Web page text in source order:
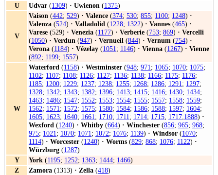
U
Udvar (1309) · Uwienon (1375)
V
Vaison (442; 529) · Valence (374; 530; 855; 1100; 1248) ·
Valenza (524) · Valladolid (1228; 1322) · Vannes (465) ·
Varese (529) · Venezia (1177) · Verberie (753; 869) · Vercelli
(1050) · Verdun (947) · Vernueil (844) · Vernum (754) ·
Verona (1184) · Vézelay (1051; 1146) · Vienna (1267) · Vienne
(892; 1199; 1557)
W
Waterford (1158) · Westminster (948; 971; 1065; 1070; 1075;
1102; 1107; 1108; 1126; 1127; 1136; 1138; 1166; 1175; 1176;
1185; 1200; 1229; 1237; 1238; 1255; 1268; 1286; 1291; 1297;
1328; 1342; 1343; 1382; 1396; 1413; 1415; 1416; 1430; 1434;
1463; 1486; 1547; 1552; 1553; 1554; 1555; 1557; 1558; 1559;
1562; 1571; 1572; 1575; 1580; 1584; 1586; 1588; 1597; 1604;
1605; 1623; 1640; 1661; 1710; 1711; 1714; 1715; 1717;1888) ·
Wexford (1240) · Whitby (664) · Winchester (856; 965; 968;
975; 1021; 1070; 1071; 1072; 1076; 1139) · Windsor (1070;
1114) · Worcester (1240) · Worms (829; 868; 1076; 1122) ·
Würzburg (1287)
Y
York (1195; 1252; 1363; 1444; 1466)
Z
Zamora (1313) · Zella (418)